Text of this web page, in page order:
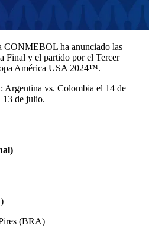
CONMEBOL ha anunciado las
Final y el partido por el Tercer
América USA 2024™.
Argentina vs. Colombia el 14 de
13 de julio.
(BRA)